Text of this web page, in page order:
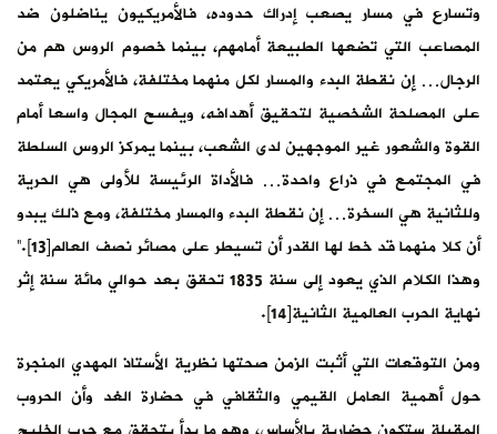
وتسارع في مسار يصعب إدراك حدوده، فالأمريكيون يناضلون ضد
المصاعب التي تضعها الطبيعة أمامهم، بينما خصوم الروس هم من
الرجال… إن نقطة البدء والمسار لكل منهما مختلفة، فالأمريكي يعتمد
على المصلحة الشخصية لتحقيق أهدافه، ويفسح المجال واسعا أمام
القوة والشعور غير الموجهين لدى الشعب، بينما يمركز الروس السلطة
في المجتمع في ذراع واحدة… فالأداة الرئيسة للأولى هي الحرية
وللثانية هي السخرة… إن نقطة البدء والمسار مختلفة، ومع ذلك يبدو
أن كلا منهما قد خط لها القدر أن تسيطر على مصائر نصف العالم[13].”
وهذا الكلام الذي يعود إلى سنة 1835 تحقق بعد حوالي مائة سنة إثر
نهاية الحرب العالمية الثانية[14].
ومن التوقعات التي أثبت الزمن صحتها نظرية الأستاذ المهدي المنجرة
حول أهمية العامل القيمي والثقافي في حضارة الغد وأن الحروب